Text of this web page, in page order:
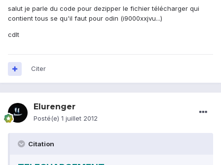
salut je parle du code pour dezipper le fichier télécharger qui
contient tous se qu'il faut pour odin (i9000xxjvu...)
cdlt
Citer
Elurenger
Posté(e) 1 juillet 2012
Citation